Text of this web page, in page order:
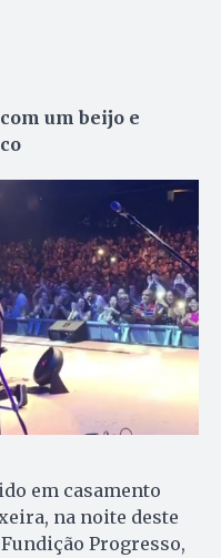
um beijo e
em casamento
na noite deste
Progresso,